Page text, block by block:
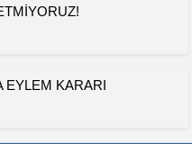
EYLEM KARARI